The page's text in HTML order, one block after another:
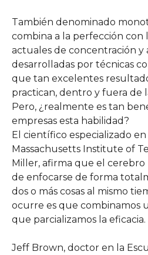
También denominado
combina a la perfección con
actuales de concentración y
desarrolladas por técnicas
que tan excelentes
practican, dentro y fuera de
Pero, ¿realmente es tan
empresas esta habilidad?
El científico especializado
Massachusetts Institute of
Miller, afirma que el cerebro
de enfocarse de forma
dos o más cosas al mismo
ocurre es que combinamos
que parcializamos la eficacia.
Jeff Brown, doctor en la